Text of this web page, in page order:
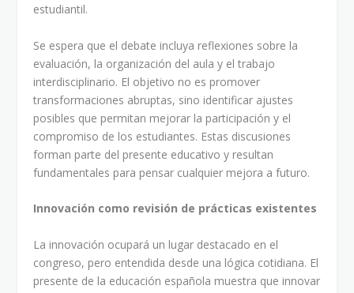
estudiantil.
Se espera que el debate incluya reflexiones sobre la
evaluación, la organización del aula y el trabajo
interdisciplinario. El objetivo no es promover
transformaciones abruptas, sino identificar ajustes
posibles que permitan mejorar la participación y el
compromiso de los estudiantes. Estas discusiones
forman parte del presente educativo y resultan
fundamentales para pensar cualquier mejora a futuro.
Innovación como revisión de prácticas existentes
La innovación ocupará un lugar destacado en el
congreso, pero entendida desde una lógica cotidiana. El
presente de la educación española muestra que innovar